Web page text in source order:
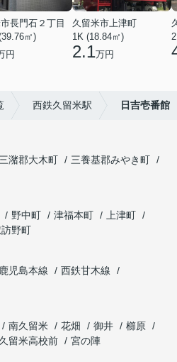
長門石２丁目
㎡)
円
久留米市上津町
1K (18.84㎡)
2.1万円
西鉄久留米駅 日吉壱番館
潴郡大木町
三養基郡みやき町
野中町 津福本町
上津町
野町
鹿児島本線
西鉄甘木線
南久留米 花畑 御井
櫛原
久留米高校前 宮の陣